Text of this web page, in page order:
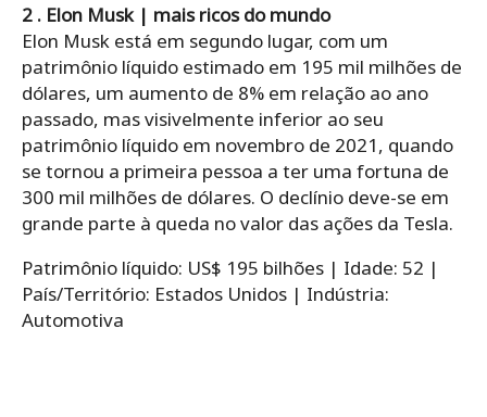
2 . Elon Musk | mais ricos do mundo
Elon Musk está em segundo lugar, com um
patrimônio líquido estimado em 195 mil milhões de
dólares, um aumento de 8% em relação ao ano
passado, mas visivelmente inferior ao seu
patrimônio líquido em novembro de 2021, quando
se tornou a primeira pessoa a ter uma fortuna de
300 mil milhões de dólares. O declínio deve-se em
grande parte à queda no valor das ações da Tesla.
Patrimônio líquido: US$ 195 bilhões | Idade: 52 |
País/Território: Estados Unidos | Indústria:
Automotiva